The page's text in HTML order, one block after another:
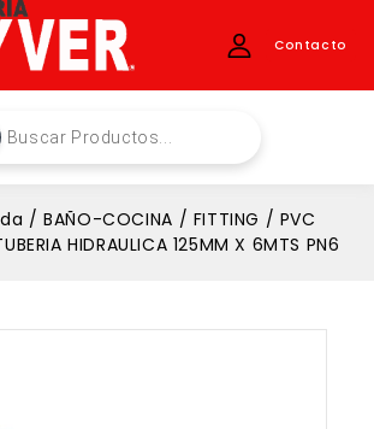
Contacto
/ BAÑO-COCINA / FITTING / PVC
HIDRAULICA 125MM X 6MTS PN6